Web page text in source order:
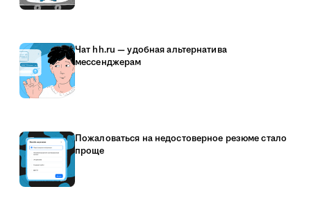
Чат hh.ru — удобная альтернатива
мессенджерам
Пожаловаться на недостоверное резюме стало
проще